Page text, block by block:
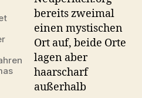
bereits zweimal
einen mystischen
Ort auf, beide Orte
lagen aber
haarscharf
außerhalb